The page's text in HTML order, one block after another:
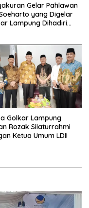
Gelar Pahlawan
yang Digelar
Lampung Dihadiri
Golkar Lampung
Rozak Silaturrahmi
Ketua Umum LDII